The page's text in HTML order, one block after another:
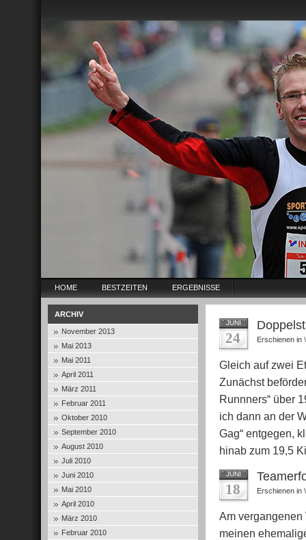
HOME BESTZEITEN ERGEBNISSE
ARCHIV
November 2013
Mai 2013
Mai 2011
April 2011
März 2011
Februar 2011
Oktober 2010
September 2010
August 2010
Juli 2010
Juni 2010
Mai 2010
April 2010
März 2010
Februar 2010
JUNI
24 Erschienen in
Gleich auf zwei
Zunächst
Runnners“ über
ich dann an der
Gag“ entgegen,
hinab zum 19,5
JUNI
18 Erschienen in
Am
meinen